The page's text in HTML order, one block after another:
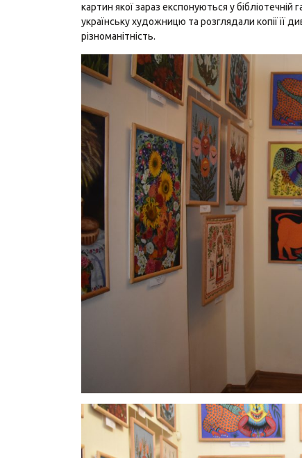
картин якої зараз експонуються у бібліотечній
українську художницю та розглядали копії її
різноманітність.